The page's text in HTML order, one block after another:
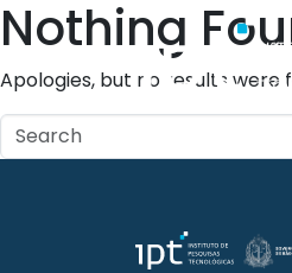
Nothing
Apologies, but no results